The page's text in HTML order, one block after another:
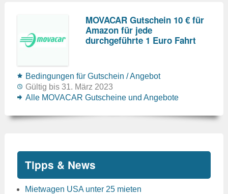
MOVACAR Gutschein 10 € für
Amazon für jede
durchgeführte 1 Euro Fahrt
Bedingungen für Gutschein / Angebot
Gültig bis 31. März 2023
Alle MOVACAR Gutscheine und Angebote
Tipps & News
Mietwagen USA unter 25 mieten